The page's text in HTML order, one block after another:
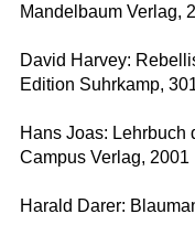
Mandelbaum Verlag,
David Harvey:
Edition Suhrkamp,
Hans Joas: Lehrbuch
Campus Verlag, 2001
Harald Darer: